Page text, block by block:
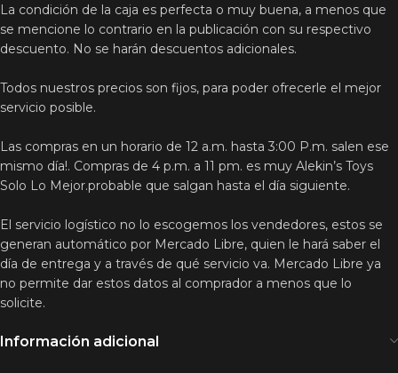
La condición de la caja es perfecta o muy buena, a menos que
se mencione lo contrario en la publicación con su respectivo
descuento. No se harán descuentos adicionales.
Todos nuestros precios son fijos, para poder ofrecerle el mejor
servicio posible.
Las compras en un horario de 12 a.m. hasta 3:00 P.m. salen ese
mismo día!. Compras de 4 p.m. a 11 pm. es muy Alekin’s Toys
Solo Lo Mejor.probable que salgan hasta el día siguiente.
El servicio logístico no lo escogemos los vendedores, estos se
generan automático por Mercado Libre, quien le hará saber el
día de entrega y a través de qué servicio va. Mercado Libre ya
no permite dar estos datos al comprador a menos que lo
solicite.
Información adicional